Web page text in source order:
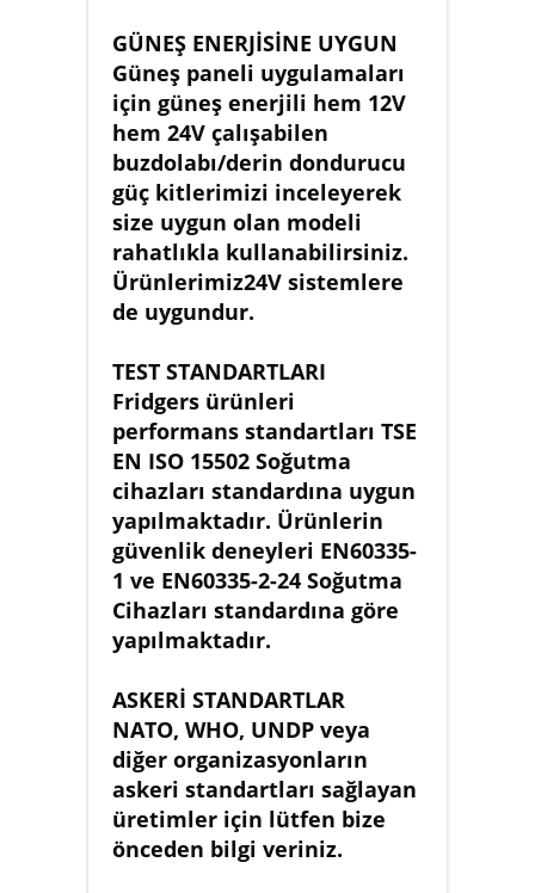
GÜNEŞ ENERJİSİNE UYGUN
Güneş paneli uygulamaları
için güneş enerjili hem 12V
hem 24V çalışabilen
buzdolabı/derin dondurucu
güç kitlerimizi inceleyerek
size uygun olan modeli
rahatlıkla kullanabilirsiniz.
Ürünlerimiz24V sistemlere
de uygundur.
TEST STANDARTLARI
Fridgers ürünleri
performans standartları TSE
EN ISO 15502 Soğutma
cihazları standardına uygun
yapılmaktadır. Ürünlerin
güvenlik deneyleri EN60335-
1 ve EN60335-2-24 Soğutma
Cihazları standardına göre
yapılmaktadır.
ASKERİ STANDARTLAR
NATO, WHO, UNDP veya
diğer organizasyonların
askeri standartları sağlayan
üretimler için lütfen bize
önceden bilgi veriniz.